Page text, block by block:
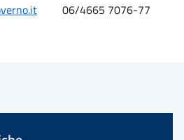
06/4665 7076-77